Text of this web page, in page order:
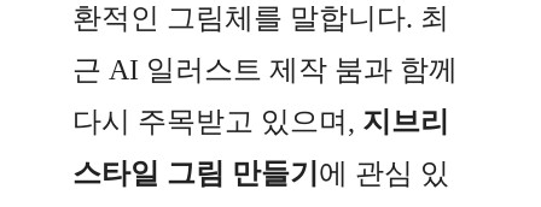
환적인 그림체를 말합니다. 최
근 AI 일러스트 제작 붐과 함께
다시 주목받고 있으며, 지브리
스타일 그림 만들기 에 관심 있